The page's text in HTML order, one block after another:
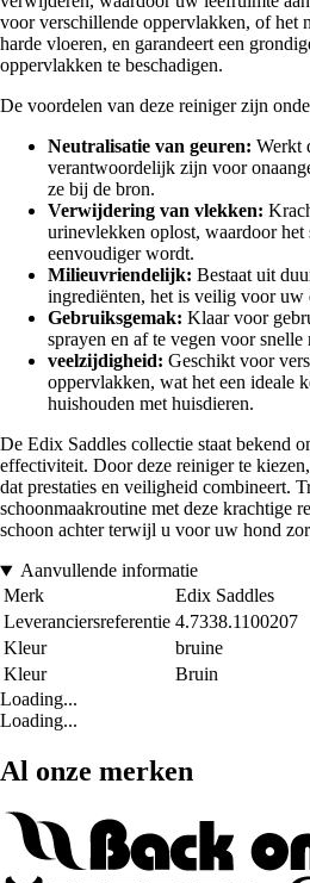
voor verschillende oppervlakken, of het
harde vloeren, en garandeert een
oppervlakken te beschadigen.
De voordelen van deze reiniger zijn
Neutralisatie van geuren: Werkt
verantwoordelijk zijn voor
ze bij de bron.
Verwijdering van vlekken:
urinevlekken oplost, waardoor het
eenvoudiger wordt.
Milieuvriendelijk: Bestaat uit
ingrediënten, het is veilig voor uw
Gebruiksgemak: Klaar voor
sprayen en af te vegen voor snelle
veelzijdigheid: Geschikt voor
oppervlakken, wat het een ideale
huishouden met huisdieren.
De Edix Saddles collectie staat bekend
effectiviteit. Door deze reiniger te
dat prestaties en veiligheid combineert.
schoonmaakroutine met deze krachtige
schoon achter terwijl u voor uw hond
Aanvullende informatie
Merk
Edix Saddles
Leveranciersreferentie 4.7338.1100207
Kleur
bruine
Kleur
Bruin
Loading...
Loading...
Al onze merken